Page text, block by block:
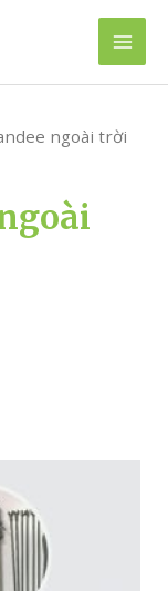
Main
ngoài trời